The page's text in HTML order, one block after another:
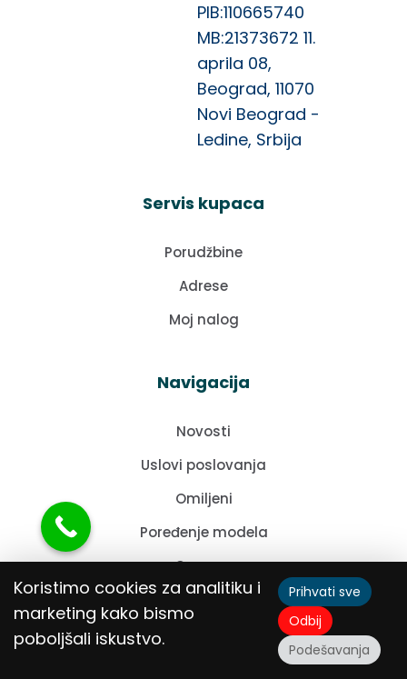
PIB:110665740
MB:21373672 11.
aprila 08,
Beograd, 11070
Novi Beograd -
Ledine, Srbija
Servis kupaca
Porudžbine
Adrese
Moj nalog
Navigacija
Novosti
Uslovi poslovanja
Omiljeni
Poređenje modela
O nama
Kontakt
šivenje
59.990,00RSD
sa PDV
Dodaj u
korpu
Recenzije (0) Deklaracija
Koristimo cookies za analitiku i
marketing kako bismo
poboljšali iskustvo.
Prihvati sve
Odbij
Podešavanja